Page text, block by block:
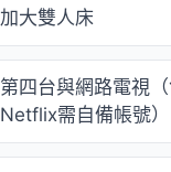
加大雙人床
第四台與網路電視
Netflix需自備帳號）